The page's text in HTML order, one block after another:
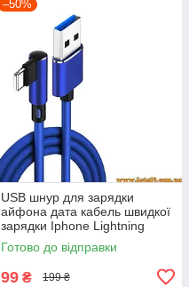
–50%
USB шнур для зарядки
айфона дата кабель швидкої
зарядки Iphone Lightning
кабель юсб usb перехідник
подовжувач 90 градусів usb
Готово до відправки
99 ₴ 199 ₴